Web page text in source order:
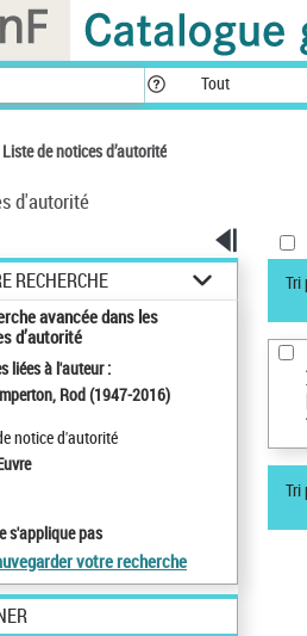
Tout
Liste de notices d’autorité
d'autorité
RECHERCHE
avancée dans les
d’autorité
liées à l'auteur :
Rod (1947-2016)
notice d'autorité
s'applique pas
votre recherche
Tri
Tri
cookies